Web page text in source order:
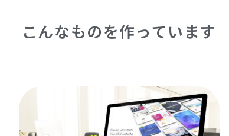
こんなものを作っています